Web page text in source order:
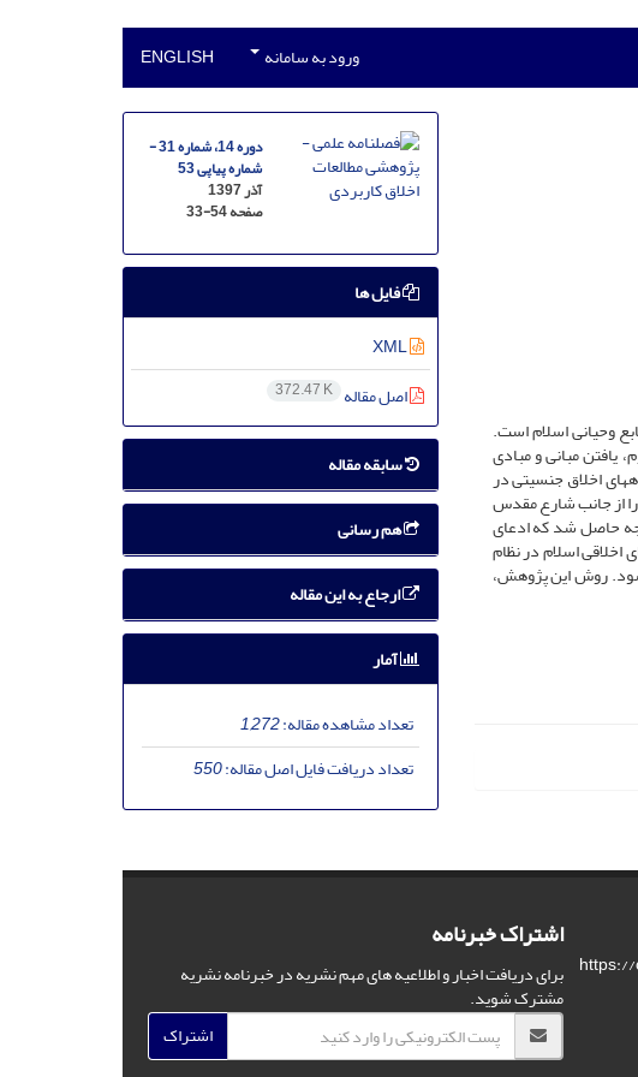
ورود به سامانه ENGLISH
وحیانی اسلام است.
یافتن مبانی و مبادی
اخلاق جنسیتی در
را از جانب شارع مقدس
حاصل شد که ادعای
اسلام در نظام
روش این پژوهش،
دوره 14، شماره 31 -
شماره پیاپی 53
آذر 1397
صفحه33-54
فایل ها
XML
اصل مقاله 372.47 K
سابقه مقاله
هم رسانی
ارجاع به این مقاله
آمار
تعداد مشاهده مقاله:1,272
تعداد دریافت فایل اصل مقاله:550
اشتراک خبرنامه
برای دریافت اخبار و اطلاعیه های مهم نشریه در خبرنامه نشریه
مشترک شوید.
اشتراک